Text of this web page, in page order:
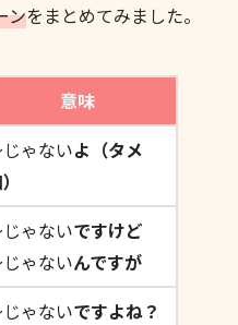
ンをまとめてみました。
意味
ゃないよ（タメ
ゃないですけど
ゃないんですが
ゃないですよね？